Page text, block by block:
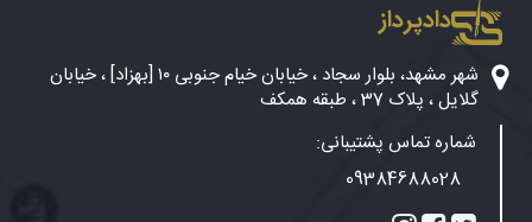
دادپرداز
شهر مشهد، بلوار سجاد ، خیابان خیام جنوبی ۱۰ [بهزاد] ، خیابان
گلایل ، پلاک 37 ، طبقه همکف
شماره تماس پشتیبانی:
09384688028